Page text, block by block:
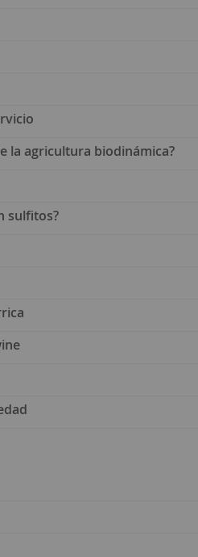
la agricultura biodinámica?
sulfitos?